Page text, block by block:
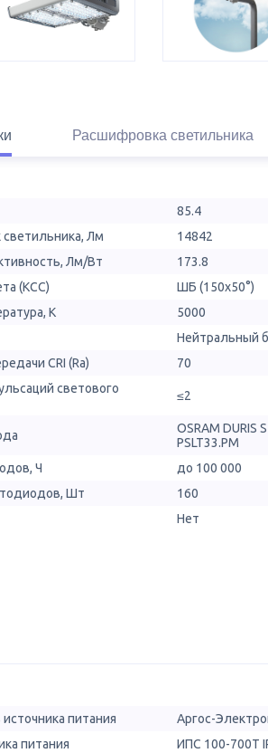
Расшифровка светильника
85.4
Лм
14842
Лм/Вт
173.8
(КСС)
ШБ (150х50°)
К
5000
Нейтральный
CRI (Ra)
70
светового
≤2
OSRAM DURIS
PSLT33.PM
Ч
до 100 000
Шт
160
Нет
питания
Аргос-
питания
ИПС 100-700Т